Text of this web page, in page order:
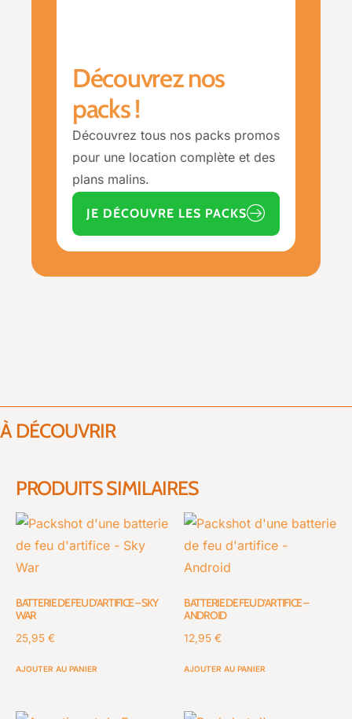
Découvrez nos
packs !
Découvrez tous nos packs promos
pour une location complète et des
plans malins.
JE DÉCOUVRE LES PACKS
À DÉCOUVRIR
PRODUITS SIMILAIRES
BATTERIE DE FEU D’ARTIFICE – SKY
WAR
25,95 €
AJOUTER AU PANIER
BATTERIE DE FEU D’ARTIFICE –
ANDROID
12,95 €
AJOUTER AU PANIER